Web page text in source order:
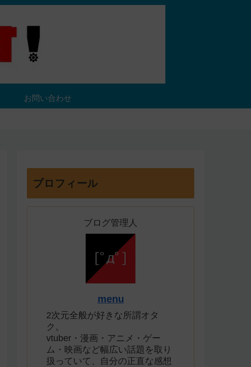
お問い合わせ
プロフィール
ブログ管理人
menu
2次元全般が好きな所謂オタ
ク。
vtuber・漫画・アニメ・ゲー
ム・映画など幅広い話題を取り
扱っていて、自分の正直な感想